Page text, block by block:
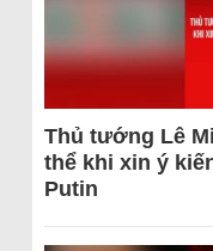
Thủ tướng Lê
thể khi xin ý
Putin